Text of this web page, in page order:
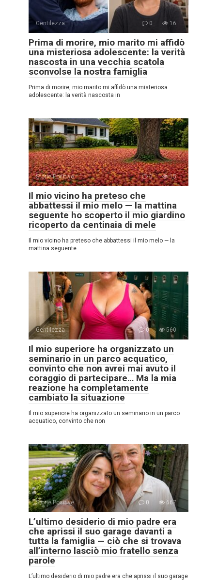
Gentilezza 0 16
Prima di morire, mio marito mi affidò
una misteriosa adolescente: la verità
nascosta in una vecchia scatola
sconvolse la nostra famiglia
Prima di morire, mio marito mi affidò una misteriosa
adolescente: la verità nascosta in
Storie Positive 0 15
Il mio vicino ha preteso che
abbattessi il mio melo — la mattina
seguente ho scoperto il mio giardino
ricoperto da centinaia di mele
Il mio vicino ha preteso che abbattessi il mio melo — la
mattina seguente
Gentilezza 0 560
Il mio superiore ha organizzato un
seminario in un parco acquatico,
convinto che non avrei mai avuto il
coraggio di partecipare… Ma la mia
reazione ha completamente
cambiato la situazione
Il mio superiore ha organizzato un seminario in un parco
acquatico, convinto che non
Storie Positive 0 667
L’ultimo desiderio di mio padre era
che aprissi il suo garage davanti a
tutta la famiglia — ciò che si trovava
all’interno lasciò mio fratello senza
parole
L’ultimo desiderio di mio padre era che aprissi il suo garage